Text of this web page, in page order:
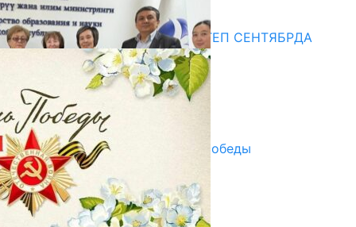
Медиа
СУЗАКТА 750 ОРУНДУУ МЕКТЕП СЕНТЯБРДА
ПАЙДАЛАНУУГА БЕРИЛЕТ
07.08.2025
Улуу Жеңиштин жандуу сөзү
29.04.2025
Награды в преддверии Дня Победы
29.04.2025